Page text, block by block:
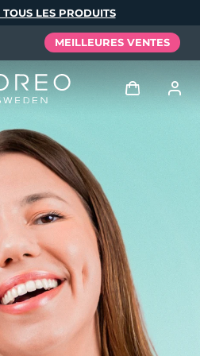
LES PRODUITS
MEILLEURES VENTES
Profil de l'utilisateur
Mes appareils
Mes commandes
Mes adresses
Mes abonnements
Elixir
Set
Español
Português
Русский
文 繁體中文